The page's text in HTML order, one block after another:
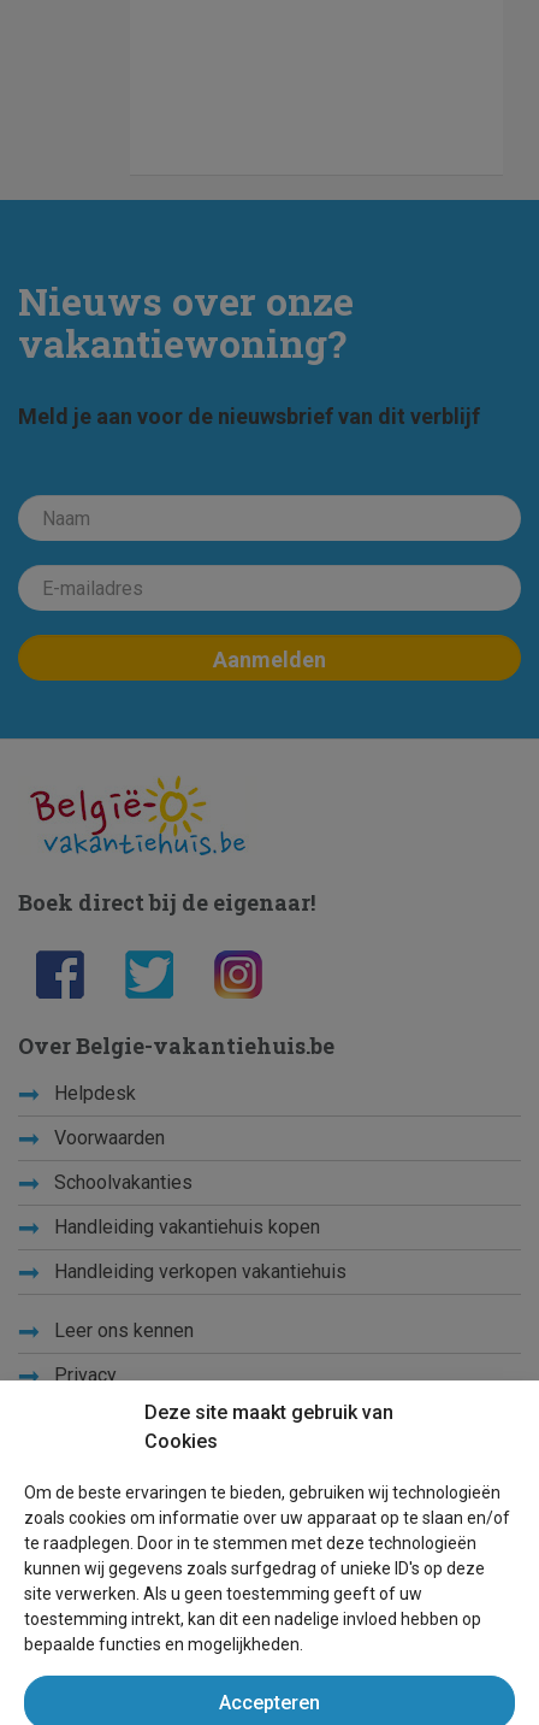
Nieuws over onze
vakantiewoning?
Meld je aan voor de nieuwsbrief van dit verblijf
Deze site maakt gebruik van
Cookies
Om de beste ervaringen te bieden, gebruiken wij technologieën
zoals cookies om informatie over uw apparaat op te slaan en/of
te raadplegen. Door in te stemmen met deze technologieën
kunnen wij gegevens zoals surfgedrag of unieke ID's op deze
site verwerken. Als u geen toestemming geeft of uw
toestemming intrekt, kan dit een nadelige invloed hebben op
bepaalde functies en mogelijkheden.
Accepteren
Boek direct bij de eigenaar!
Over Belgie-vakantiehuis.be
Helpdesk
Voorwaarden
Schoolvakanties
Handleiding vakantiehuis kopen
Handleiding verkopen vakantiehuis
Leer ons kennen
Privacy
Blog
Voor eigenaren
Een advertentie plaatsen
Succesvol verhuren vakantiewoning